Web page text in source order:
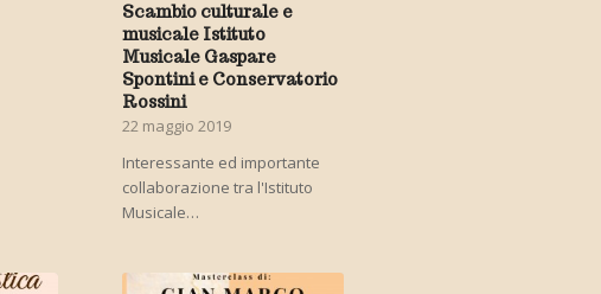
Scambio culturale e
musicale Istituto
Musicale Gaspare
Spontini e Conservatorio
Rossini
22 maggio 2019
Interessante ed importante
collaborazione tra l'Istituto
Musicale…